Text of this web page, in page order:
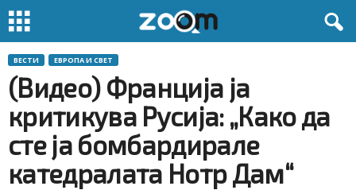
ВЕСТИ ЕВРОПА И СВЕТ
(Видео) Франција ја
критикува Русија: „Како да
сте ја бомбардирале
катедралата Нотр Дам“